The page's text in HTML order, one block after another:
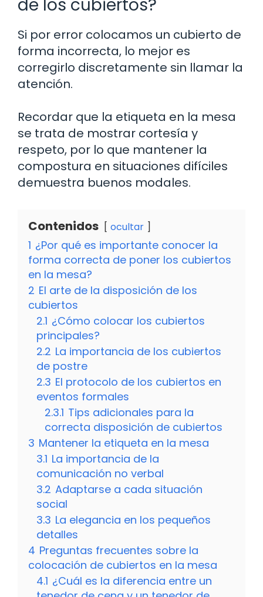
de los cubiertos?
Si por error colocamos un cubierto de
forma incorrecta, lo mejor es
corregirlo discretamente sin llamar la
atención.
Recordar que la etiqueta en la mesa
se trata de mostrar cortesía y
respeto, por lo que mantener la
compostura en situaciones difíciles
demuestra buenos modales.
Contenidos ocultar
1 ¿Por qué es importante conocer la
forma correcta de poner los cubiertos
en la mesa?
2 El arte de la disposición de los
cubiertos
2.1 ¿Cómo colocar los cubiertos
principales?
2.2 La importancia de los cubiertos
de postre
2.3 El protocolo de los cubiertos en
eventos formales
2.3.1 Tips adicionales para la
correcta disposición de cubiertos
3 Mantener la etiqueta en la mesa
3.1 La importancia de la
comunicación no verbal
3.2 Adaptarse a cada situación
social
3.3 La elegancia en los pequeños
detalles
4 Preguntas frecuentes sobre la
colocación de cubiertos en la mesa
4.1 ¿Cuál es la diferencia entre un